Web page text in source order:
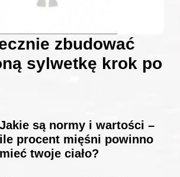
zbudować
sylwetkę krok po
Jakie są normy i wartości –
ile procent mięśni powinno
mieć twoje ciało?